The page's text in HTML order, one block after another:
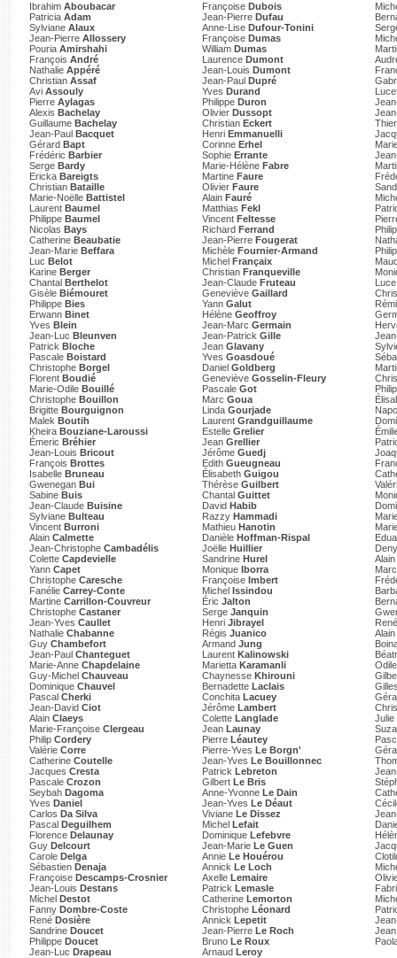
Ibrahim Aboubacar
Patricia Adam
Sylviane Alaux
Jean-Pierre Allossery
Pouria Amirshahi
François André
Nathalie Appéré
Christian Assaf
Avi Assouly
Pierre Aylagas
Alexis Bachelay
Guillaume Bachelay
Jean-Paul Bacquet
Gérard Bapt
Frédéric Barbier
Serge Bardy
Ericka Bareigts
Christian Bataille
Marie-Noëlle Battistel
Laurent Baumel
Philippe Baumel
Nicolas Bays
Catherine Beaubatie
Jean-Marie Beffara
Luc Belot
Karine Berger
Chantal Berthelot
Gisèle Biémouret
Philippe Bies
Erwann Binet
Yves Blein
Jean-Luc Bleunven
Patrick Bloche
Pascale Boistard
Christophe Borgel
Florent Boudié
Marie-Odile Bouillé
Christophe Bouillon
Brigitte Bourguignon
Malek Boutih
Kheira Bouziane-Laroussi
Émeric Bréhier
Jean-Louis Bricout
François Brottes
Isabelle Bruneau
Gwenegan Bui
Sabine Buis
Jean-Claude Buisine
Sylviane Bulteau
Vincent Burroni
Alain Calmette
Jean-Christophe Cambadélis
Colette Capdevielle
Yann Capet
Christophe Caresche
Fanélie Carrey-Conte
Martine Carrillon-Couvreur
Christophe Castaner
Jean-Yves Caullet
Nathalie Chabanne
Guy Chambefort
Jean-Paul Chanteguet
Marie-Anne Chapdelaine
Guy-Michel Chauveau
Dominique Chauvel
Pascal Cherki
Jean-David Ciot
Alain Claeys
Marie-Françoise Clergeau
Philip Cordery
Valérie Corre
Catherine Coutelle
Jacques Cresta
Pascale Crozon
Seybah Dagoma
Yves Daniel
Carlos Da Silva
Pascal Deguilhem
Florence Delaunay
Guy Delcourt
Carole Delga
Sébastien Denaja
Françoise Descamps-Crosnier
Jean-Louis Destans
Michel Destot
Fanny Dombre-Coste
René Dosière
Sandrine Doucet
Philippe Doucet
Jean-Luc Drapeau
Françoise Dubois
Jean-Pierre Dufau
Anne-Lise Dufour-Tonini
Françoise Dumas
William Dumas
Laurence Dumont
Jean-Louis Dumont
Jean-Paul Dupré
Yves Durand
Philippe Duron
Olivier Dussopt
Christian Eckert
Henri Emmanuelli
Corinne Erhel
Sophie Errante
Marie-Hélène Fabre
Martine Faure
Olivier Faure
Alain Fauré
Matthias Fekl
Vincent Feltesse
Richard Ferrand
Jean-Pierre Fougerat
Michèle Fournier-Armand
Michel Françaix
Christian Franqueville
Jean-Claude Fruteau
Geneviève Gaillard
Yann Galut
Hélène Geoffroy
Jean-Marc Germain
Jean-Patrick Gille
Jean Glavany
Yves Goasdoué
Daniel Goldberg
Geneviève Gosselin-Fleury
Pascale Got
Marc Goua
Linda Gourjade
Laurent Grandguillaume
Estelle Grelier
Jean Grellier
Jérôme Guedj
Edith Gueugneau
Élisabeth Guigou
Thérèse Guilbert
Chantal Guittet
David Habib
Razzy Hammadi
Mathieu Hanotin
Danièle Hoffman-Rispal
Joëlle Huillier
Sandrine Hurel
Monique Iborra
Françoise Imbert
Michel Issindou
Éric Jalton
Serge Janquin
Henri Jibrayel
Régis Juanico
Armand Jung
Laurent Kalinowski
Marietta Karamanli
Chaynesse Khirouni
Bernadette Laclais
Conchita Lacuey
Jérôme Lambert
Colette Langlade
Jean Launay
Pierre Léautey
Pierre-Yves Le Borgn'
Jean-Yves Le Bouillonnec
Patrick Lebreton
Gilbert Le Bris
Anne-Yvonne Le Dain
Jean-Yves Le Déaut
Viviane Le Dissez
Michel Lefait
Dominique Lefebvre
Jean-Marie Le Guen
Annie Le Houérou
Annick Le Loch
Axelle Lemaire
Patrick Lemasle
Catherine Lemorton
Christophe Léonard
Annick Lepetit
Jean-Pierre Le Roch
Bruno Le Roux
Arnaud Leroy
Alain
Alain
Julie